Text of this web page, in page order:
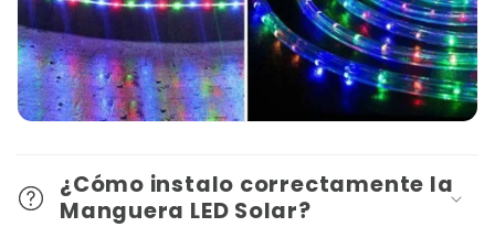
¿Cómo instalo correctamente la
Manguera LED Solar?